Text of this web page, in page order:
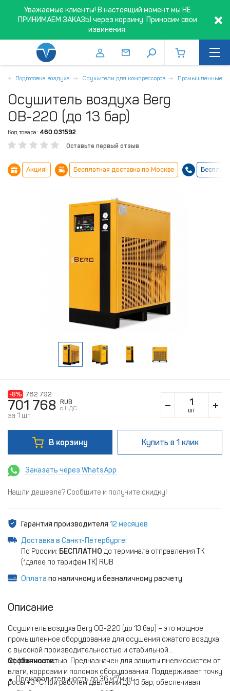
Уважаемые клиенты! В настоящий момент мы НЕ
ПРИНИМАЕМ ЗАКАЗЫ через корзину. Приносим свои
извинения.
Подготовка воздуха Осушители для компрессоров Промышленные
Осушитель воздуха Berg
ОВ-220 (до 13 бар)
Код товара: 460.031592
Оставьте первый отзыв
Акция! Бесплатная доставка по Москве
-8% 762 792
701 768
RUB
c НДС
за 1 шт.
шт
В корзину Купить в 1 клик
Заказать через WhatsApp
Нашли дешевле? Сообщите и получите скидку!
Гарантия производителя 12 месяцев
Доставка в Санкт-Петербурге:
По России: БЕСПЛАТНО до терминала отправления ТК
(*далее по тарифам ТК) RUB
Оплата по наличному и безналичному расчету
Описание
Осушитель воздуха Berg ОВ-220 (до 13 бар) – это мощное
промышленное оборудование для осушения сжатого воздуха
с высокой производительностью и стабильной
эффективностью. Предназначен для защиты пневмосистем от
влаги, коррозии и поломок оборудования. Поддерживает точку
росы +3 °C при рабочем давлении до 13 бар, обеспечивая
Особенности:
Производительность до 36 м³/мин.